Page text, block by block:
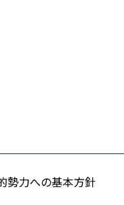
勢力への基本方針